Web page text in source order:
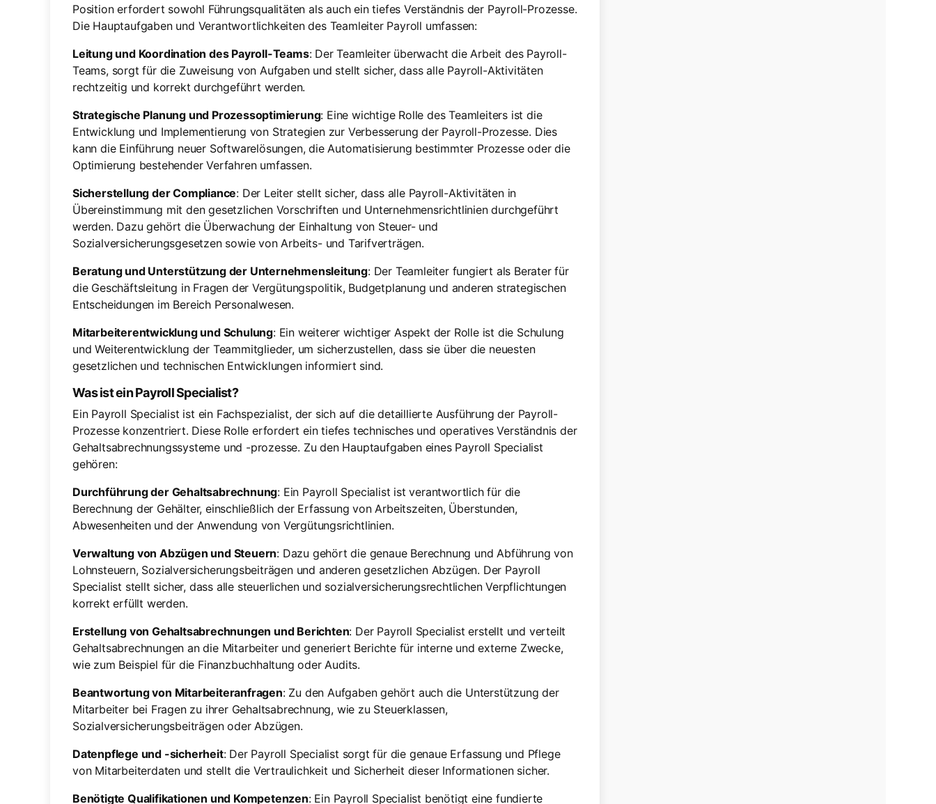
Position erfordert sowohl Führungsqualitäten als auch ein tiefes Verständnis der Payroll-Prozesse.
Die Hauptaufgaben und Verantwortlichkeiten des Teamleiter Payroll umfassen:
Leitung und Koordination des Payroll-Teams: Der Teamleiter überwacht die Arbeit des Payroll-
Teams, sorgt für die Zuweisung von Aufgaben und stellt sicher, dass alle Payroll-Aktivitäten
rechtzeitig und korrekt durchgeführt werden.
Strategische Planung und Prozessoptimierung: Eine wichtige Rolle des Teamleiters ist die
Entwicklung und Implementierung von Strategien zur Verbesserung der Payroll-Prozesse. Dies
kann die Einführung neuer Softwarelösungen, die Automatisierung bestimmter Prozesse oder die
Optimierung bestehender Verfahren umfassen.
Sicherstellung der Compliance: Der Leiter stellt sicher, dass alle Payroll-Aktivitäten in
Übereinstimmung mit den gesetzlichen Vorschriften und Unternehmensrichtlinien durchgeführt
werden. Dazu gehört die Überwachung der Einhaltung von Steuer- und
Sozialversicherungsgesetzen sowie von Arbeits- und Tarifverträgen.
Beratung und Unterstützung der Unternehmensleitung: Der Teamleiter fungiert als Berater für
die Geschäftsleitung in Fragen der Vergütungspolitik, Budgetplanung und anderen strategischen
Entscheidungen im Bereich Personalwesen.
Mitarbeiterentwicklung und Schulung: Ein weiterer wichtiger Aspekt der Rolle ist die Schulung
und Weiterentwicklung der Teammitglieder, um sicherzustellen, dass sie über die neuesten
gesetzlichen und technischen Entwicklungen informiert sind.
Was ist ein Payroll Specialist?
Ein Payroll Specialist ist ein Fachspezialist, der sich auf die detaillierte Ausführung der Payroll-
Prozesse konzentriert. Diese Rolle erfordert ein tiefes technisches und operatives Verständnis der
Gehaltsabrechnungssysteme und -prozesse. Zu den Hauptaufgaben eines Payroll Specialist
gehören:
Durchführung der Gehaltsabrechnung: Ein Payroll Specialist ist verantwortlich für die
Berechnung der Gehälter, einschließlich der Erfassung von Arbeitszeiten, Überstunden,
Abwesenheiten und der Anwendung von Vergütungsrichtlinien.
Verwaltung von Abzügen und Steuern: Dazu gehört die genaue Berechnung und Abführung von
Lohnsteuern, Sozialversicherungsbeiträgen und anderen gesetzlichen Abzügen. Der Payroll
Specialist stellt sicher, dass alle steuerlichen und sozialversicherungsrechtlichen Verpflichtungen
korrekt erfüllt werden.
Erstellung von Gehaltsabrechnungen und Berichten: Der Payroll Specialist erstellt und verteilt
Gehaltsabrechnungen an die Mitarbeiter und generiert Berichte für interne und externe Zwecke,
wie zum Beispiel für die Finanzbuchhaltung oder Audits.
Beantwortung von Mitarbeiteranfragen: Zu den Aufgaben gehört auch die Unterstützung der
Mitarbeiter bei Fragen zu ihrer Gehaltsabrechnung, wie zu Steuerklassen,
Sozialversicherungsbeiträgen oder Abzügen.
Datenpflege und -sicherheit: Der Payroll Specialist sorgt für die genaue Erfassung und Pflege
von Mitarbeiterdaten und stellt die Vertraulichkeit und Sicherheit dieser Informationen sicher.
Benötigte Qualifikationen und Kompetenzen: Ein Payroll Specialist benötigt eine fundierte